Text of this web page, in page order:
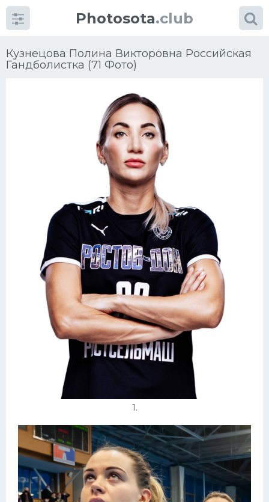
Photosota.club
Кузнецова Полина Викторовна Российская
Гандболистка (71 Фото)
1.
КатегорииФото
Баскетбол
Хоккей
Велогонки
Конькобежный спорт
Тренажеры
Интерьеры квартир